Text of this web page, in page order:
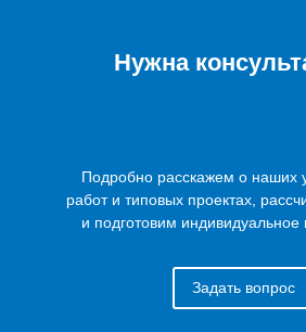
Нужна
Подробно расскажем о наших
работ и типовых проектах,
и подготовим
Задать вопрос